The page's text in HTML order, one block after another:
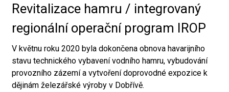
Revitalizace hamru / integrovaný
regionální operační program IROP
V květnu roku 2020 byla dokončena obnova havarijního
stavu technického vybavení vodního hamru, vybudování
provozního zázemí a vytvoření doprovodné expozice k
dějinám železářské výroby v Dobřívě.